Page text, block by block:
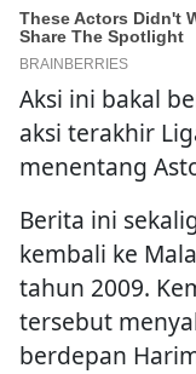
Aksi ini bakal
aksi terakhir
menentang
Berita ini
kembali ke
tahun 2009.
tersebut
berdepan